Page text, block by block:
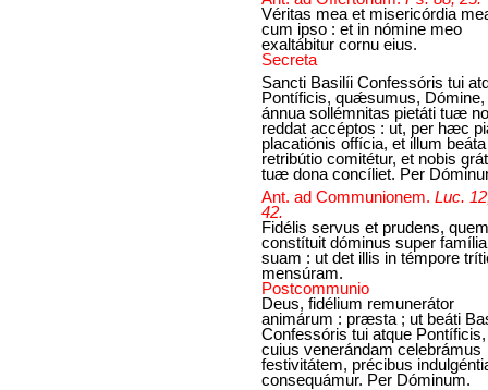
Véritas mea et misericórdia
cum ipso : et in nómine meo
exaltábitur cornu eius.
Secreta
Sancti Basilíi Confessóris tui
Pontíficis, quǽsumus, Dómine,
ánnua sollémnitas pietáti tuæ
reddat accéptos : ut, per hæc
placatiónis offícia, et illum beáta
retribútio comitétur, et nobis
tuæ dona concíliet. Per
Ant. ad Communionem. Luc.
42.
Fidélis servus et prudens, quem
constítuit dóminus super
suam : ut det illis in témpore
mensúram.
Postcommunio
Deus, fidélium remunerátor
animárum : præsta ; ut beáti
Confessóris tui atque Pontíficis,
cuius venerándam celebrámus
festivitátem, précibus
consequámur. Per Dóminum.